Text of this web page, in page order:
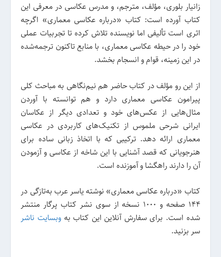
زانیار بلوری، مؤلف، مترجم، و مدرس عکاسی در معرفی این
کتاب آورده است: کتاب «درباره عکاسی معماری» اگرچه
اثری است تألیفی اما نویسنده تلاش کرده تا تجربیات عملی
خود را در حیطه عکاسی معماری، با منابع تاکنون ترجمه‌شده
در این زمینه، قوام و انسجام بخشد.
از این رو مؤلف در کتاب حاضر هم نیم‌نگاهی به مباحث کلی
پیرامون عکاسی معماری دارد و هم توانسته با آوردن
مثال‌هایی از عکس‌های خود و تعدادی دیگر از عکاسان
ایرانی شرحی ملموس از تکنیک‌های کاربردی در عکاسی
معماری ارائه دهد. ترکیبی که با اتخاذ زبانی ساده برای
هنرجویانی که قصد آشنایی با این شاخه از عکاسی و آزمودن
آن را دارند راهگشا و آموزنده است.
کتاب «درباره عکاسی معماری» نوشته یاسر عرب به‌تازگی در
144 صفحه و 1000 نسخه از سوی نشر کتاب پرگار منتشر
شده است. برای سفارش آنلاین این کتاب بهوبسایت ناشر
سر بزنید.